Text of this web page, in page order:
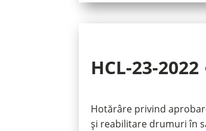
HCL-23-2022
Hotărâre privind
și reabilitare drumuri în